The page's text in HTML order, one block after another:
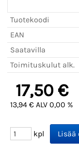
Tuotekoodi
EAN
Saatavilla
Toimituskulut alk.
17,50 €
13,94 € ALV 0,00 %
kpl